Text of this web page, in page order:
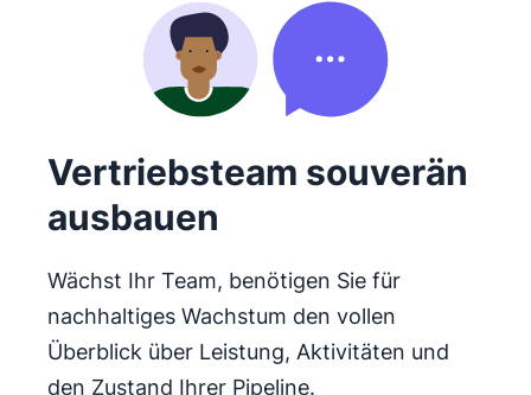
Vertriebsteam souverän
ausbauen
Wächst Ihr Team, benötigen Sie für
nachhaltiges Wachstum den vollen
Überblick über Leistung, Aktivitäten und
den Zustand Ihrer Pipeline.